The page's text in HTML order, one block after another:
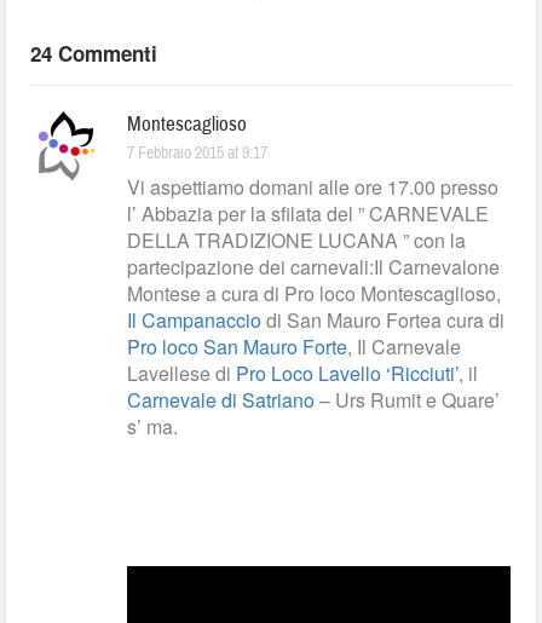
24 Commenti
Montescaglioso
7 Febbraio 2015 at 9:17
Vi aspettiamo domani alle ore 17.00 presso
l’ Abbazia per la sfilata del ” CARNEVALE
DELLA TRADIZIONE LUCANA ” con la
partecipazione dei carnevali:Il Carnevalone
Montese a cura di Pro loco Montescaglioso,
Il Campanacciodi San Mauro Fortea cura di
Pro loco San Mauro Forte, Il Carnevale
Lavellese di Pro Loco Lavello ‘Ricciuti’, il
Carnevale di Satriano– Urs Rumit e Quare’
s’ ma.